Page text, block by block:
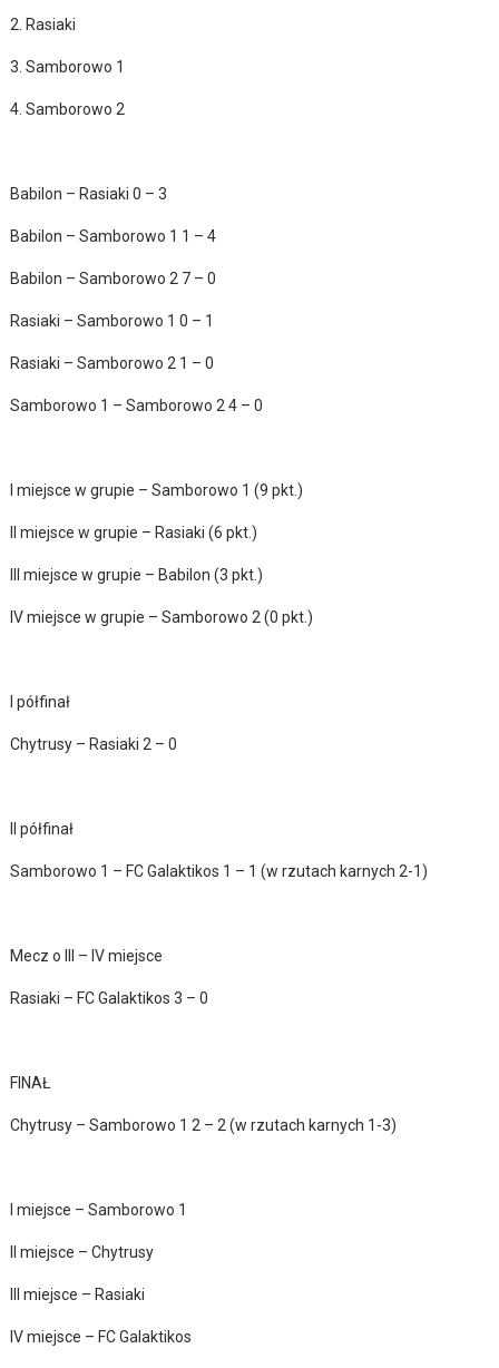
2. Rasiaki
3. Samborowo 1
4. Samborowo 2
Babilon – Rasiaki 0 – 3
Babilon – Samborowo 1 1 – 4
Babilon – Samborowo 2 7 – 0
Rasiaki – Samborowo 1 0 – 1
Rasiaki – Samborowo 2 1 – 0
Samborowo 1 – Samborowo 2 4 – 0
I miejsce w grupie – Samborowo 1 (9 pkt.)
II miejsce w grupie – Rasiaki (6 pkt.)
III miejsce w grupie – Babilon (3 pkt.)
IV miejsce w grupie – Samborowo 2 (0 pkt.)
I półfinał
Chytrusy – Rasiaki 2 – 0
II półfinał
Samborowo 1 – FC Galaktikos 1 – 1 (w rzutach karnych 2-1)
Mecz o III – IV miejsce
Rasiaki – FC Galaktikos 3 – 0
FINAŁ
Chytrusy – Samborowo 1 2 – 2 (w rzutach karnych 1-3)
I miejsce – Samborowo 1
II miejsce – Chytrusy
III miejsce – Rasiaki
IV miejsce – FC Galaktikos